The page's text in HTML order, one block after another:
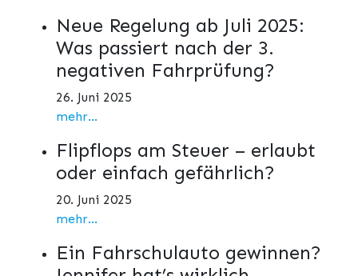
Neue Regelung ab Juli 2025:
Was passiert nach der 3.
negativen Fahrprüfung?
26. Juni 2025
mehr...
Flipflops am Steuer – erlaubt
oder einfach gefährlich?
20. Juni 2025
mehr...
Ein Fahrschulauto gewinnen?